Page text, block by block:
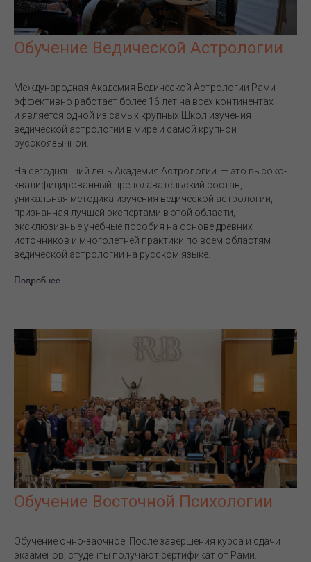
Обучение Ведической Астрологии
Международная Академия Ведической Астрологии Рами
эффективно работает более 16 лет на всех континентах
и является одной из самых крупных Школ изучения
ведической астрологии в мире и самой крупной
русскоязычной.
На сегодняшний день Академия Астрологии — это высоко-
квалифицированный преподавательский состав,
уникальная методика изучения ведической астрологии,
признанная лучшей экспертами в этой области,
эксклюзивные учебные пособия на основе древних
источников и многолетней практики по всем областям
ведической астрологии на русском языке.
Подробнее
Обучение Восточной Психологии
Обучение очно-заочное. После завершения курса и сдачи
экзаменов, студенты получают сертификат от Рами.